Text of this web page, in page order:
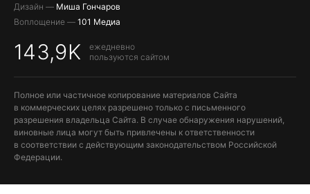
Дизайн — Миша Гончаров
Воплощение — 101 Медиа
143,9K
ежедневно
пользуются сайтом
Полное или частичное копирование материалов Сайта
в коммерческих целях разрешено только с письменного
разрешения владельца Сайта. В случае обнаружения нарушений,
виновные лица могут быть привлечены к ответственности
в соответствии с действующим законодательством Российской
Федерации.